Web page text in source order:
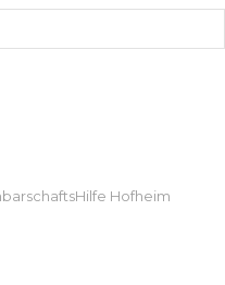
Hofheim